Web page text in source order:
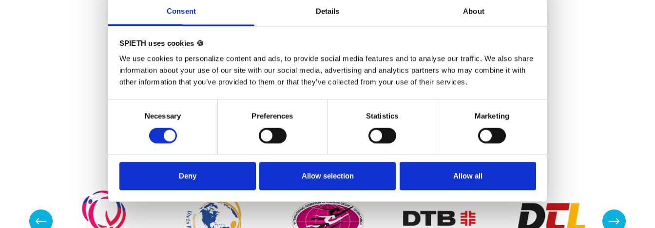
Consent Details About
SPIETH uses cookies 🍪
We use cookies to personalize content and ads, to provide social media features and to analyse our traffic. We also share
information about your use of our site with our social media, advertising and analytics partners who may combine it with
other information that you’ve provided to them or that they’ve collected from your use of their services.
Necessary Preferences Statistics Marketing
Deny Allow selection Allow all